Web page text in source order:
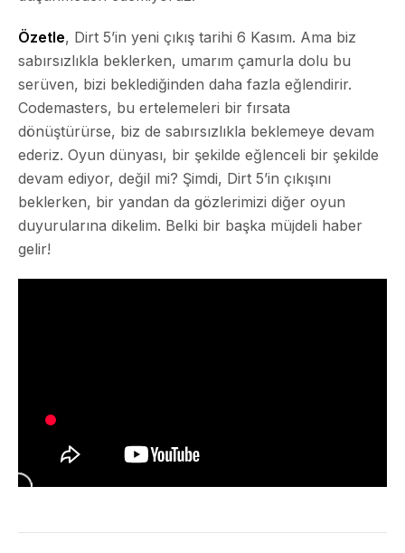
Özetle, Dirt 5’in yeni çıkış tarihi 6 Kasım. Ama biz
sabırsızlıkla beklerken, umarım çamurla dolu bu
serüven, bizi beklediğinden daha fazla eğlendirir.
Codemasters, bu ertelemeleri bir fırsata
dönüştürürse, biz de sabırsızlıkla beklemeye devam
ederiz. Oyun dünyası, bir şekilde eğlenceli bir şekilde
devam ediyor, değil mi? Şimdi, Dirt 5’in çıkışını
beklerken, bir yandan da gözlerimizi diğer oyun
duyurularına dikelim. Belki bir başka müjdeli haber
gelir!